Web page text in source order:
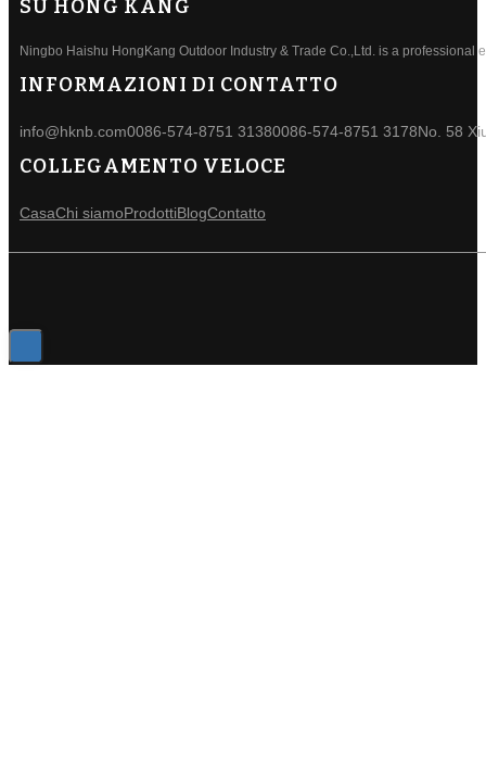
SU HONG KANG
Ningbo Haishu HongKang Outdoor Industry & Trade Co.,Ltd. is a professional
INFORMAZIONI DI CONTATTO
info@hknb.com0086-574-8751 31380086-574-8751 3178No. 58
COLLEGAMENTO VELOCE
CasaChi siamoProdottiBlogContatto